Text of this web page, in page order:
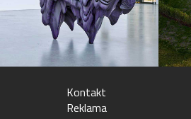
Kontakt
Reklama